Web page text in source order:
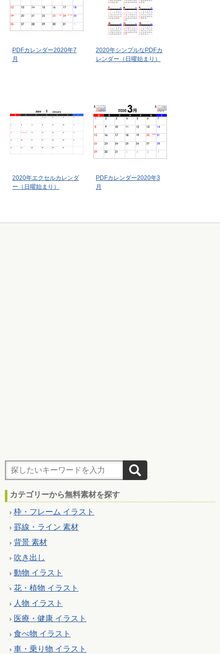
PDFカレンダー2020年7
月
2020年シンプルなPDFカ
レンダー（日曜始まり）
2020年エクセルカレンダ
ー（日曜始まり）
PDFカレンダー2020年3
月
カテゴリーから無料素材を探す
枠・フレーム イラスト
罫線・ライン 素材
背景 素材
吹き出し
動物 イラスト
花・植物 イラスト
人物 イラスト
医療・健康 イラスト
食べ物 イラスト
車・乗り物 イラスト